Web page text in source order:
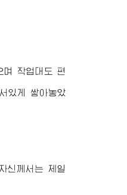
며 작업대도 편
있게 쌓아놓았
신께서는 제일